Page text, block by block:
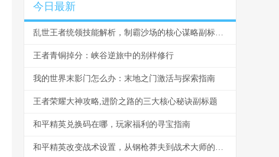
今日最新
乱世王者统领技能解析，制霸沙场的核心谋略副标题，智谋与勇武的战场交响
王者青铜掉分：峡谷逆旅中的别样修行
我的世界末影门怎么办：末地之门激活与探索指南
王者荣耀大神攻略,进阶之路的三大核心秘诀副标题
和平精英兑换码在哪，玩家福利的寻宝指南
和平精英改变战术设置，从钢枪莽夫到战术大师的进化之路